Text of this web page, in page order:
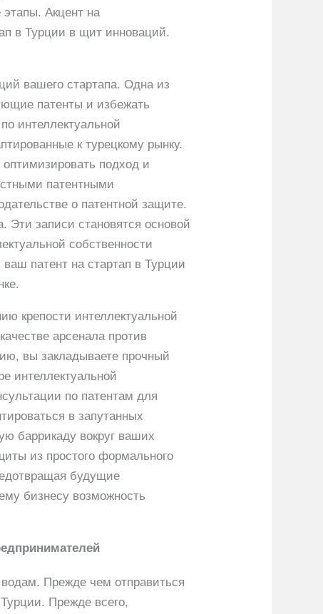
Акцент на
в Турции в щит инноваций.
вашего стартапа. Одна из
патенты и избежать
интеллектуальной
к турецкому рынку.
подход и
патентными
о патентной защите.
Эти записи становятся основой
собственности
патент на стартап в Турции
крепости интеллектуальной
арсенала против
вы закладываете прочный
интеллектуальной
по патентам для
в запутанных
баррикаду вокруг ваших
из простого формального
будущие
бизнесу возможность
Прежде чем отправиться
Прежде всего,